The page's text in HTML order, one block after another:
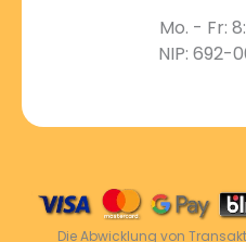
Mo. - Fr:
NIP:
Die Abwicklung von